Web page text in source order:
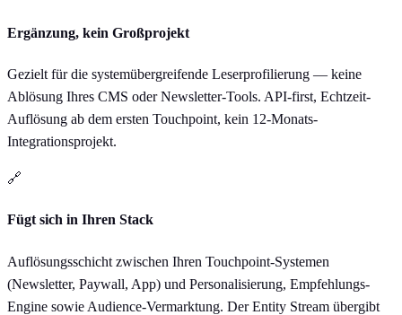
Ergänzung, kein Großprojekt
Gezielt für die systemübergreifende Leserprofilierung — keine
Ablösung Ihres CMS oder Newsletter-Tools. API-first, Echtzeit-
Auflösung ab dem ersten Touchpoint, kein 12-Monats-
Integrationsprojekt.
🔗
Fügt sich in Ihren Stack
Auflösungsschicht zwischen Ihren Touchpoint-Systemen
(Newsletter, Paywall, App) und Personalisierung, Empfehlungs-
Engine sowie Audience-Vermarktung. Der Entity Stream übergibt